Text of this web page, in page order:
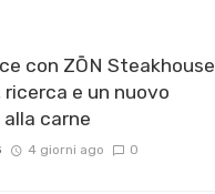
con ZŌN Steakhouse
e un nuovo
carne
4 giorni ago 0